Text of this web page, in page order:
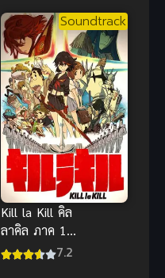
Soundtrack
Kill la Kill คิล
ลาคิล ภาค 1
ซับไทย 2013
7.2